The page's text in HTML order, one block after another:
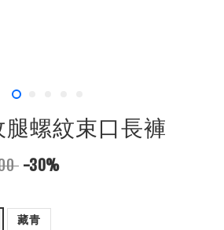
腿螺紋束口長褲
-30%
藏青